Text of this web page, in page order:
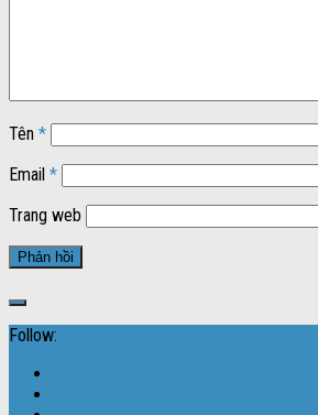
Tên *
Email *
Trang web
Follow: